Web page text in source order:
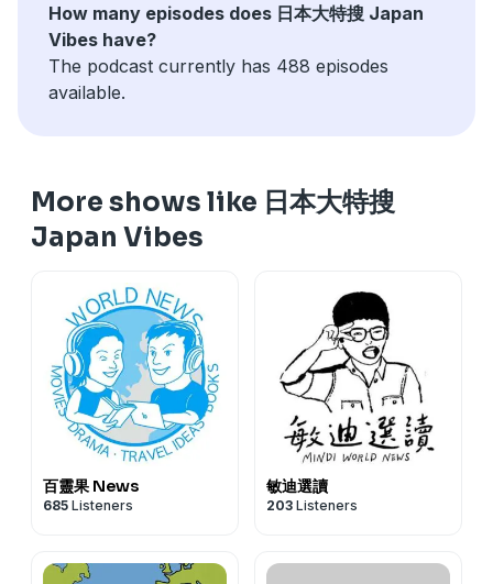
How many episodes does 日本大特搜 Japan
Vibes have?
The podcast currently has 488 episodes
available.
More shows like 日本大特搜
Japan Vibes
百靈果 News
685 Listeners
敏迪選讀
203 Listeners